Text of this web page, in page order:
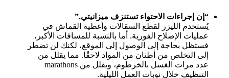
“إن إجراءات الاحتواء تستنزف ميزانيتي.”
يُستخدم الليزر لقطع السقالات وأغطية القماش في
عمليات الإصلاح الفورية. أما بالنسبة للمسافات الأكبر،
فستظل بحاجة إلى الوصول إلى الموقع، لكنك لن تضطر
إلى التخلص من أطنان من المواد لاحقًا. مما يقلل من
عدد مرات الغسل بالخرطوم، ويقلل من marathons
التنظيف خلال نوبات العمل الليلية.